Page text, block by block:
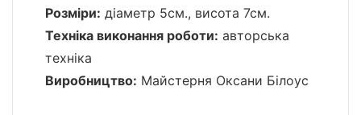
Розміри: діаметр 5см., висота 7см.
Техніка виконання роботи: авторська
техніка
Виробництво: Майстерня Оксани Білоус